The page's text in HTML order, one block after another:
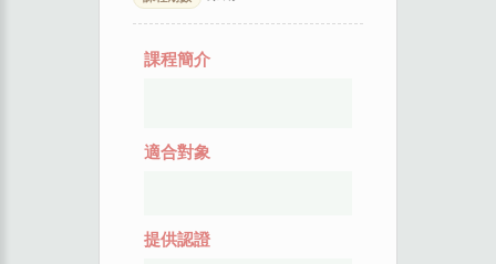
課程簡介
適合對象
提供認證